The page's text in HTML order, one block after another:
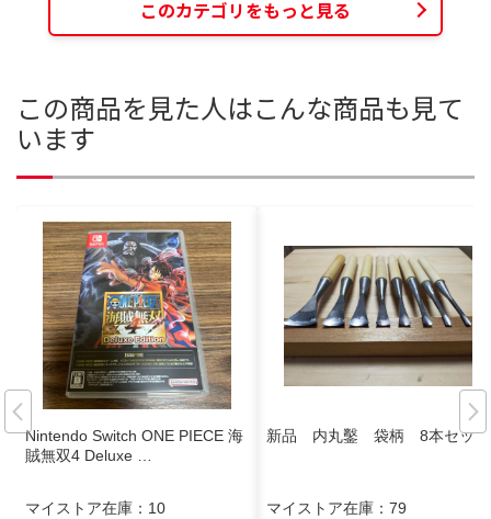
このカテゴリをもっと見る
この商品を見た人はこんな商品も見て
います
Nintendo Switch ONE PIECE 海
賊無双4 Deluxe …
マイストア在庫： 10
新品 内丸鑿 袋柄 8本セット
マイストア在庫： 79